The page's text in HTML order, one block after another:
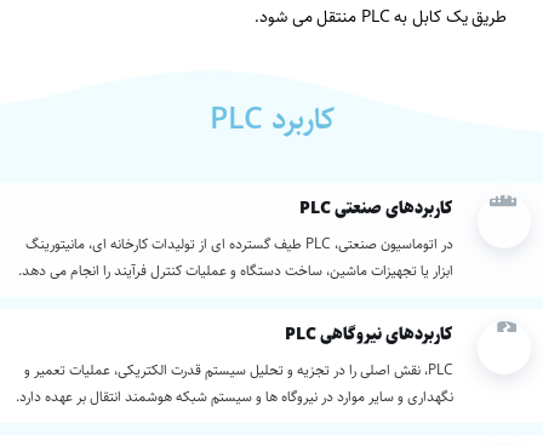
طریق یک کابل به PLC منتقل می شود.
کاربرد PLC
کاربردهای صنعتی PLC
در اتوماسیون صنعتی، PLC طیف گسترده ای از تولیدات کارخانه ای، مانیتورینگ
ابزار یا تجهیزات ماشین، ساخت دستگاه و عملیات کنترل فرآیند را انجام می دهد.
کاربردهای نیروگاهی PLC
PLC، نقش اصلی را در تجزیه و تحلیل سیستم قدرت الکتریکی، عملیات تعمیر و
نگهداری و سایر موارد در نیروگاه ها و سیستم شبکه هوشمند انتقال بر عهده دارد.